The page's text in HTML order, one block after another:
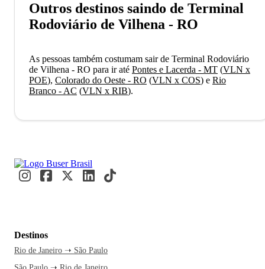
Outros destinos saindo de Terminal
Rodoviário de Vilhena - RO
As pessoas também costumam sair de Terminal Rodoviário
de Vilhena - RO para ir até Pontes e Lacerda - MT (VLN x
POE), Colorado do Oeste - RO (VLN x COS) e Rio
Branco - AC (VLN x RIB).
Destinos
Rio de Janeiro ➝ São Paulo